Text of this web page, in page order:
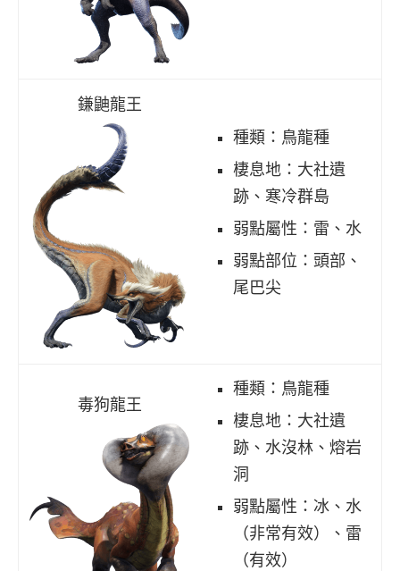
鎌鼬龍王
種類：鳥龍種
棲息地：大社遺
跡、寒冷群島
弱點屬性：雷、水
弱點部位：頭部、
尾巴尖
毒狗龍王
種類：鳥龍種
棲息地：大社遺
跡、水沒林、熔岩
洞
弱點屬性：冰、水
（非常有效）、雷
（有效）